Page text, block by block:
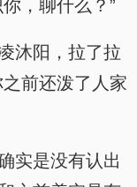
，聊什么？”
沐阳，拉了拉
前还泼了人家
实是没有认出